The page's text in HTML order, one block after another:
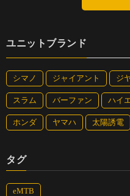
ユニットブランド
シマノ ジャイアント ジ
スラム バーファン ハイ
ホンダ ヤマハ 太陽誘電
タグ
eMTB